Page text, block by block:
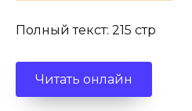
Полный текст: 215 стр
Читать онлайн